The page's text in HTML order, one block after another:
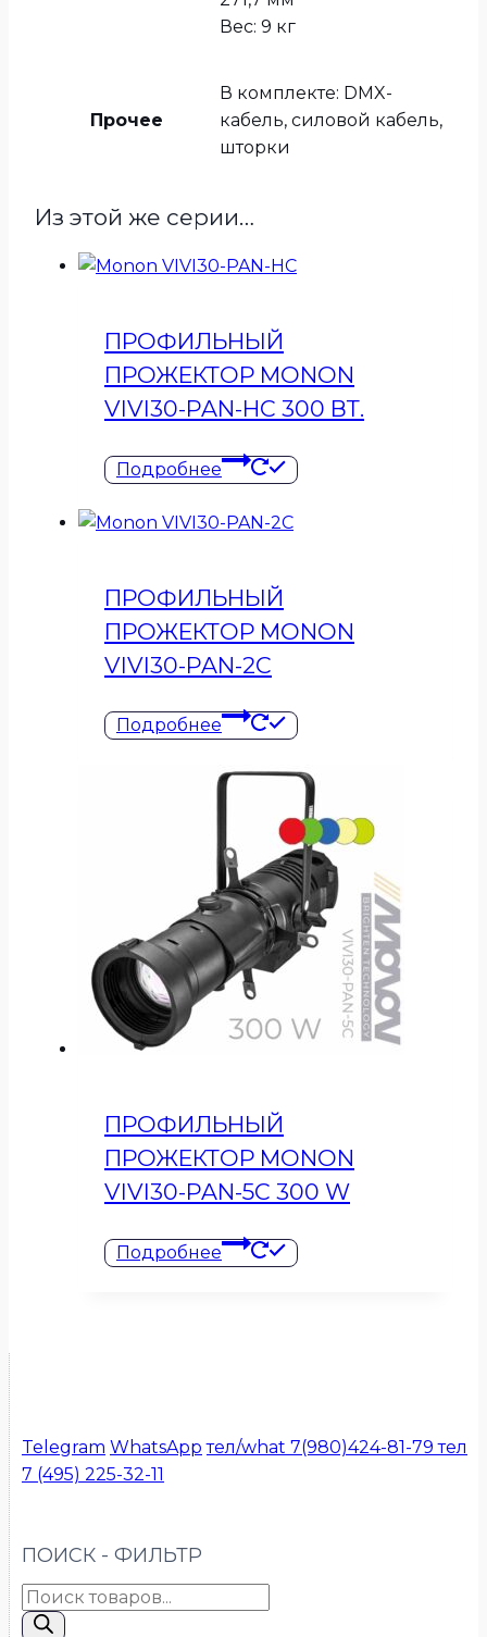
Вес: 9 кг
Прочее
В комплекте: DMX-
кабель, силовой кабель,
шторки
Из этой же серии…
ПРОФИЛЬНЫЙ
ПРОЖЕКТОР MONON
VIVI30-PAN-HC 300 ВТ.
Подробнее
ПРОФИЛЬНЫЙ
ПРОЖЕКТОР MONON
VIVI30-PAN-2C
Подробнее
ПРОФИЛЬНЫЙ
ПРОЖЕКТОР MONON
VIVI30-PAN-5C 300 W
Подробнее
Telegram WhatsApp тел/what 7(980)424-81-79тел
7 (495) 225-32-11
ПОИСК - ФИЛЬТР
Поиск
товаров